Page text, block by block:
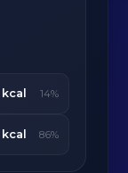
14%
86%